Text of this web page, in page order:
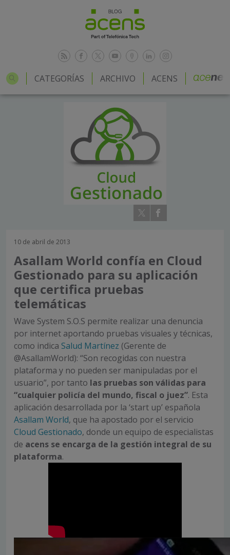
CATEGORÍAS ARCHIVO ACENS
10 de abril de 2013
Asallam World confía en Cloud
Gestionado para su aplicación
que certifica pruebas
telemáticas
Wave System S.O.S permite realizar una denuncia
por internet aportando pruebas visuales y técnicas,
como indica Salud Martínez (Gerente de
@AsallamWorld): “Son recogidas con nuestra
plataforma y no pueden ser manipuladas por el
usuario”, por tanto las pruebas son válidas para
“cualquier policía del mundo, fiscal o juez”. Esta
aplicación desarrollada por la ‘start up’ española
Asallam World, que ha apostado por el servicio
Cloud Gestionado, donde un equipo de especialistas
de acens se encarga de la gestión integral de su
plataforma.